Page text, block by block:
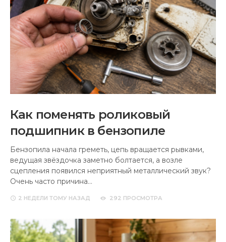
Как поменять роликовый
подшипник в бензопиле
Бензопила начала греметь, цепь вращается рывками,
ведущая звёздочка заметно болтается, а возле
сцепления появился неприятный металлический звук?
Очень часто причина…
2 НЕДЕЛИ ТОМУ НАЗАД 292 ПРОСМОТРА